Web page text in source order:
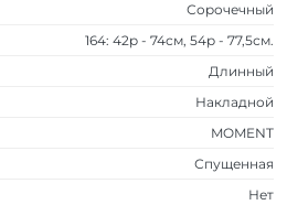
Сорочечный
164: 42р - 74см, 54р - 77,5см.
Длинный
Накладной
MOMENT
Спущенная
Нет